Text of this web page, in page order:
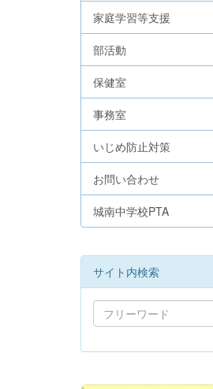
家庭学習等支援
部活動
保健室
事務室
いじめ防止対策
お問い合わせ
城南中学校PTA
サイト内検索